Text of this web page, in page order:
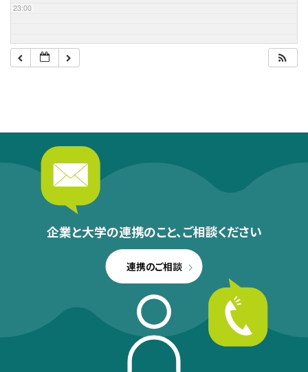
23:00
企業と大学の連携のこと、ご相談ください
連携のご相談